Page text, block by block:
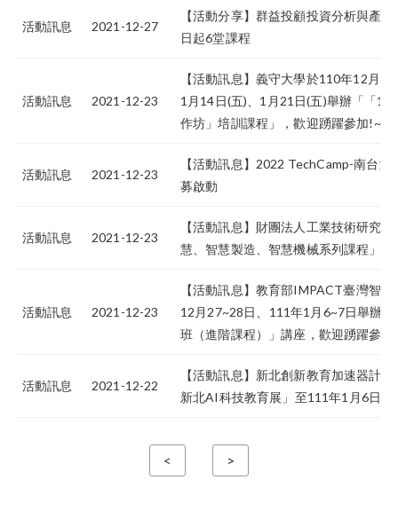
活動訊息 2021-12-27
【活動分享】群益投顧投資分析與產
日起6堂課程
活動訊息 2021-12-23
【活動訊息】義守大學於110年12月
1月14日(五)、1月21日(五)舉辦「「
作坊」培訓課程」，歡迎踴躍參加!~~~
活動訊息 2021-12-23
【活動訊息】2022 TechCamp-南台
募啟動
活動訊息 2021-12-23
【活動訊息】財團法人工業技術研究
慧、智慧製造、智慧機械系列課程」
活動訊息 2021-12-23
【活動訊息】教育部IMPACT臺灣智
12月27~28日、111年1月6~7日舉辦
班（進階課程）」講座，歡迎踴躍參加
活動訊息 2021-12-22
【活動訊息】新北創新教育加速器計
新北AI科技教育展」至111年1月6日止
< >